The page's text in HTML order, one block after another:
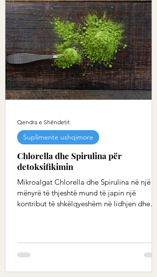
Chlorella dhe Spirulina për
detoksifikimin
Mikroalgat Chlorella dhe Spirulina në një
mënyrë të thjeshtë mund të japin një
kontribut të shkëlqyeshëm në lidhjen dhe
Suplimente ushqimore
Qendra e Shëndetit